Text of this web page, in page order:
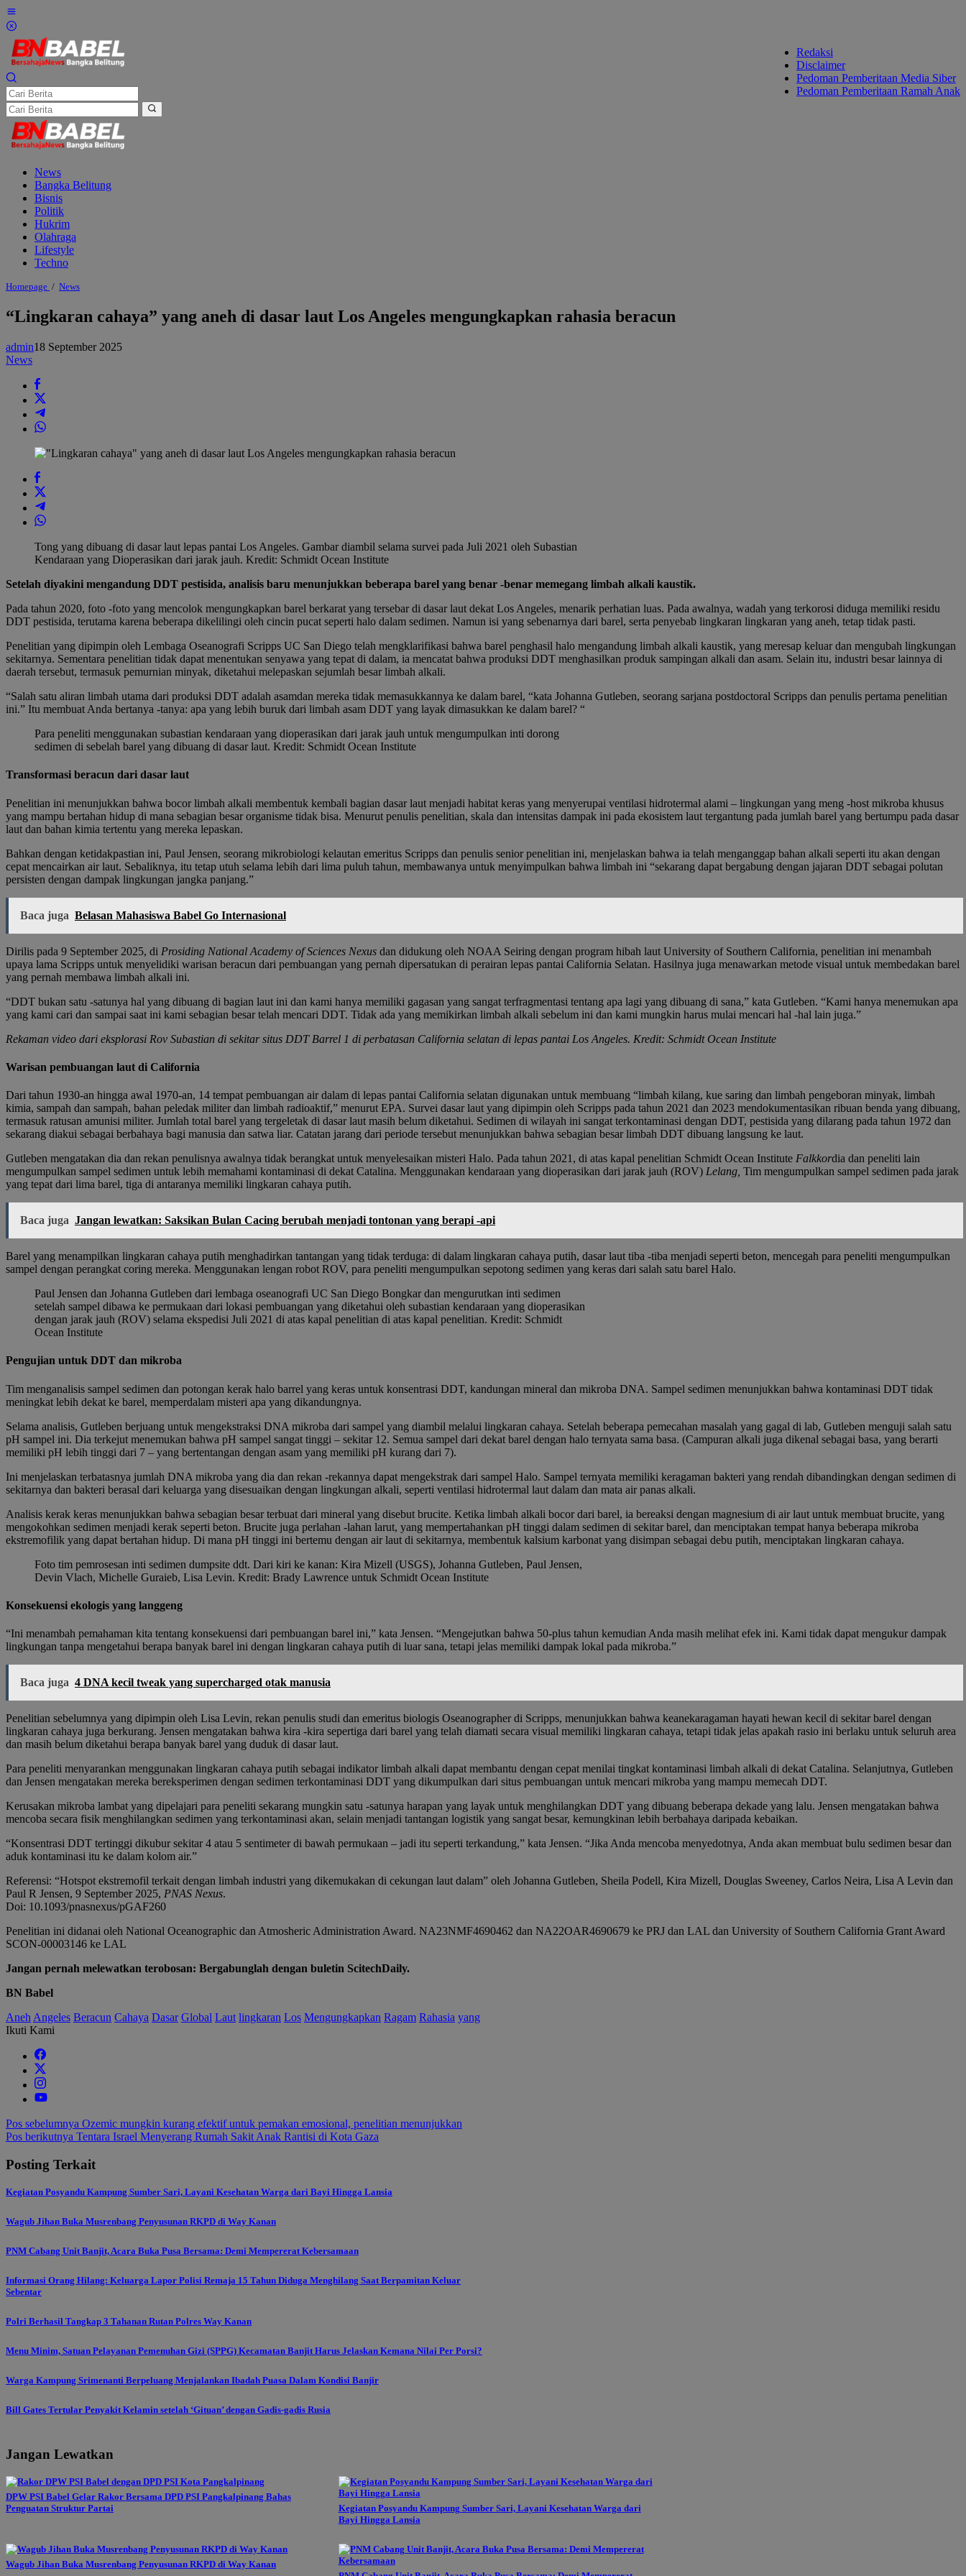
Lewati
ke
konten
Redaksi
Disclaimer
Pedoman Pemberitaan Media Siber
Pedoman Pemberitaan Ramah Anak
News
Bangka Belitung
Bisnis
Politik
Hukrim
Olahraga
Lifestyle
Techno
Homepage / News"Lingkaran
aneh
dasar
“Lingkaran cahaya” yang aneh di dasar laut Los Angeles mengungkapkan rahasia beracun
admin18 September 2025
News
Tong yang dibuang di dasar laut lepas pantai Los Angeles. Gambar diambil selama survei pada Juli 2021 oleh Subastian
Kendaraan yang Dioperasikan dari jarak jauh. Kredit: Schmidt Ocean Institute
Setelah diyakini mengandung DDT pestisida, analisis baru menunjukkan beberapa barel yang benar -benar memegang limbah alkali kaustik.
Pada tahun 2020, foto -foto yang mencolok mengungkapkan barel berkarat yang tersebar di dasar laut dekat Los Angeles, menarik perhatian luas. Pada awalnya, wadah yang terkorosi diduga memiliki residu
DDT pestisida, terutama karena beberapa dikelilingi oleh cincin pucat seperti halo dalam sedimen. Namun isi yang sebenarnya dari barel, serta penyebab lingkaran lingkaran yang aneh, tetap tidak pasti.
Penelitian yang dipimpin oleh Lembaga Oseanografi Scripps UC San Diego telah mengklarifikasi bahwa barel penghasil halo mengandung limbah alkali kaustik, yang meresap keluar dan mengubah lingkungan
sekitarnya. Sementara penelitian tidak dapat menentukan senyawa yang tepat di dalam, ia mencatat bahwa produksi DDT menghasilkan produk sampingan alkali dan asam. Selain itu, industri besar lainnya di
daerah tersebut, termasuk pemurnian minyak, diketahui melepaskan sejumlah besar limbah alkali.
“Salah satu aliran limbah utama dari produksi DDT adalah asamdan mereka tidak memasukkannya ke dalam barel, “kata Johanna Gutleben, seorang sarjana postdoctoral Scripps dan penulis pertama penelitian
ini.” Itu membuat Anda bertanya -tanya: apa yang lebih buruk dari limbah asam DDT yang layak dimasukkan ke dalam barel? “
Para peneliti menggunakan subastian kendaraan yang dioperasikan dari jarak jauh untuk mengumpulkan inti dorong
sedimen di sebelah barel yang dibuang di dasar laut. Kredit: Schmidt Ocean Institute
Transformasi beracun dari dasar laut
Penelitian ini menunjukkan bahwa bocor limbah alkali membentuk kembali bagian dasar laut menjadi habitat keras yang menyerupai ventilasi hidrotermal alami – lingkungan yang meng -host mikroba khusus
yang mampu bertahan hidup di mana sebagian besar organisme tidak bisa. Menurut penulis penelitian, skala dan intensitas dampak ini pada ekosistem laut tergantung pada jumlah barel yang bertumpu pada dasar
laut dan bahan kimia tertentu yang mereka lepaskan.
Bahkan dengan ketidakpastian ini, Paul Jensen, seorang mikrobiologi kelautan emeritus Scripps dan penulis senior penelitian ini, menjelaskan bahwa ia telah menganggap bahan alkali seperti itu akan dengan
cepat mencairkan air laut. Sebaliknya, itu tetap utuh selama lebih dari lima puluh tahun, membawanya untuk menyimpulkan bahwa limbah ini “sekarang dapat bergabung dengan jajaran DDT sebagai polutan
persisten dengan dampak lingkungan jangka panjang.”
Baca juga Belasan Mahasiswa Babel Go Internasional
Dirilis pada 9 September 2025, di Prosiding National Academy of Sciences Nexus dan didukung oleh NOAA Seiring dengan program hibah laut University of Southern California, penelitian ini menambah
upaya lama Scripps untuk menyelidiki warisan beracun dari pembuangan yang pernah dipersatukan di perairan lepas pantai California Selatan. Hasilnya juga menawarkan metode visual untuk membedakan barel
yang pernah membawa limbah alkali ini.
“DDT bukan satu -satunya hal yang dibuang di bagian laut ini dan kami hanya memiliki gagasan yang sangat terfragmentasi tentang apa lagi yang dibuang di sana,” kata Gutleben. “Kami hanya menemukan apa
yang kami cari dan sampai saat ini kami sebagian besar telah mencari DDT. Tidak ada yang memikirkan limbah alkali sebelum ini dan kami mungkin harus mulai mencari hal -hal lain juga.”
Rekaman video dari eksplorasi Rov Subastian di sekitar situs DDT Barrel 1 di perbatasan California selatan di lepas pantai Los Angeles. Kredit: Schmidt Ocean Institute
Warisan pembuangan laut di California
Dari tahun 1930-an hingga awal 1970-an, 14 tempat pembuangan air dalam di lepas pantai California selatan digunakan untuk membuang “limbah kilang, kue saring dan limbah pengeboran minyak, limbah
kimia, sampah dan sampah, bahan peledak militer dan limbah radioaktif,” menurut EPA. Survei dasar laut yang dipimpin oleh Scripps pada tahun 2021 dan 2023 mendokumentasikan ribuan benda yang dibuang,
termasuk ratusan amunisi militer. Jumlah total barel yang tergeletak di dasar laut masih belum diketahui. Sedimen di wilayah ini sangat terkontaminasi dengan DDT, pestisida yang dilarang pada tahun 1972 dan
sekarang diakui sebagai berbahaya bagi manusia dan satwa liar. Catatan jarang dari periode tersebut menunjukkan bahwa sebagian besar limbah DDT dibuang langsung ke laut.
Gutleben mengatakan dia dan rekan penulisnya awalnya tidak berangkat untuk menyelesaikan misteri Halo. Pada tahun 2021, di atas kapal penelitian Schmidt Ocean Institute Falkkordia dan peneliti lain
mengumpulkan sampel sedimen untuk lebih memahami kontaminasi di dekat Catalina. Menggunakan kendaraan yang dioperasikan dari jarak jauh (ROV) Lelang, Tim mengumpulkan sampel sedimen pada jarak
yang tepat dari lima barel, tiga di antaranya memiliki lingkaran cahaya putih.
Baca juga Jangan lewatkan: Saksikan Bulan Cacing berubah menjadi tontonan yang berapi -api
Barel yang menampilkan lingkaran cahaya putih menghadirkan tantangan yang tidak terduga: di dalam lingkaran cahaya putih, dasar laut tiba -tiba menjadi seperti beton, mencegah para peneliti mengumpulkan
sampel dengan perangkat coring mereka. Menggunakan lengan robot ROV, para peneliti mengumpulkan sepotong sedimen yang keras dari salah satu barel Halo.
Paul Jensen dan Johanna Gutleben dari lembaga oseanografi UC San Diego Bongkar dan mengurutkan inti sedimen
setelah sampel dibawa ke permukaan dari lokasi pembuangan yang diketahui oleh subastian kendaraan yang dioperasikan
dengan jarak jauh (ROV) selama ekspedisi Juli 2021 di atas kapal penelitian di atas kapal penelitian. Kredit: Schmidt
Ocean Institute
Pengujian untuk DDT dan mikroba
Tim menganalisis sampel sedimen dan potongan kerak halo barrel yang keras untuk konsentrasi DDT, kandungan mineral dan mikroba DNA. Sampel sedimen menunjukkan bahwa kontaminasi DDT tidak
meningkat lebih dekat ke barel, memperdalam misteri apa yang dikandungnya.
Selama analisis, Gutleben berjuang untuk mengekstraksi DNA mikroba dari sampel yang diambil melalui lingkaran cahaya. Setelah beberapa pemecahan masalah yang gagal di lab, Gutleben menguji salah satu
pH sampel ini. Dia terkejut menemukan bahwa pH sampel sangat tinggi – sekitar 12. Semua sampel dari dekat barel dengan halo ternyata sama basa. (Campuran alkali juga dikenal sebagai basa, yang berarti
memiliki pH lebih tinggi dari 7 – yang bertentangan dengan asam yang memiliki pH kurang dari 7).
Ini menjelaskan terbatasnya jumlah DNA mikroba yang dia dan rekan -rekannya dapat mengekstrak dari sampel Halo. Sampel ternyata memiliki keragaman bakteri yang rendah dibandingkan dengan sedimen di
sekitarnya dan bakteri berasal dari keluarga yang disesuaikan dengan lingkungan alkali, seperti ventilasi hidrotermal laut dalam dan mata air panas alkali.
Analisis kerak keras menunjukkan bahwa sebagian besar terbuat dari mineral yang disebut brucite. Ketika limbah alkali bocor dari barel, ia bereaksi dengan magnesium di air laut untuk membuat brucite, yang
mengokohkan sedimen menjadi kerak seperti beton. Brucite juga perlahan -lahan larut, yang mempertahankan pH tinggi dalam sedimen di sekitar barel, dan menciptakan tempat hanya beberapa mikroba
ekstremofilik yang dapat bertahan hidup. Di mana pH tinggi ini bertemu dengan air laut di sekitarnya, membentuk kalsium karbonat yang disimpan sebagai debu putih, menciptakan lingkaran cahaya.
Foto tim pemrosesan inti sedimen dumpsite ddt. Dari kiri ke kanan: Kira Mizell (USGS), Johanna Gutleben, Paul Jensen,
Devin Vlach, Michelle Guraieb, Lisa Levin. Kredit: Brady Lawrence untuk Schmidt Ocean Institute
Konsekuensi ekologis yang langgeng
“Ini menambah pemahaman kita tentang konsekuensi dari pembuangan barel ini,” kata Jensen. “Mengejutkan bahwa 50-plus tahun kemudian Anda masih melihat efek ini. Kami tidak dapat mengukur dampak
lingkungan tanpa mengetahui berapa banyak barel ini dengan lingkaran cahaya putih di luar sana, tetapi jelas memiliki dampak lokal pada mikroba.”
Baca juga 4 DNA kecil tweak yang supercharged otak manusia
Penelitian sebelumnya yang dipimpin oleh Lisa Levin, rekan penulis studi dan emeritus biologis Oseanographer di Scripps, menunjukkan bahwa keanekaragaman hayati hewan kecil di sekitar barel dengan
lingkaran cahaya juga berkurang. Jensen mengatakan bahwa kira -kira sepertiga dari barel yang telah diamati secara visual memiliki lingkaran cahaya, tetapi tidak jelas apakah rasio ini berlaku untuk seluruh area
dan masih belum diketahui berapa banyak barel yang duduk di dasar laut.
Para peneliti menyarankan menggunakan lingkaran cahaya putih sebagai indikator limbah alkali dapat membantu dengan cepat menilai tingkat kontaminasi limbah alkali di dekat Catalina. Selanjutnya, Gutleben
dan Jensen mengatakan mereka bereksperimen dengan sedimen terkontaminasi DDT yang dikumpulkan dari situs pembuangan untuk mencari mikroba yang mampu memecah DDT.
Kerusakan mikroba lambat yang dipelajari para peneliti sekarang mungkin satu -satunya harapan yang layak untuk menghilangkan DDT yang dibuang beberapa dekade yang lalu. Jensen mengatakan bahwa
mencoba secara fisik menghilangkan sedimen yang terkontaminasi akan, selain menjadi tantangan logistik yang sangat besar, kemungkinan lebih berbahaya daripada kebaikan.
“Konsentrasi DDT tertinggi dikubur sekitar 4 atau 5 sentimeter di bawah permukaan – jadi itu seperti terkandung,” kata Jensen. “Jika Anda mencoba menyedotnya, Anda akan membuat bulu sedimen besar dan
aduk kontaminasi itu ke dalam kolom air.”
Referensi: “Hotspot ekstremofil terkait dengan limbah industri yang dikemukakan di cekungan laut dalam” oleh Johanna Gutleben, Sheila Podell, Kira Mizell, Douglas Sweeney, Carlos Neira, Lisa A Levin dan
Paul R Jensen, 9 September 2025, PNAS Nexus.
Doi: 10.1093/pnasnexus/pGAF260
Penelitian ini didanai oleh National Oceanographic dan Atmosheric Administration Award. NA23NMF4690462 dan NA22OAR4690679 ke PRJ dan LAL dan University of Southern California Grant Award
SCON-00003146 ​​ke LAL
Jangan pernah melewatkan terobosan: Bergabunglah dengan buletin ScitechDaily.
BN Babel
Aneh Angeles Beracun Cahaya Dasar Global Laut lingkaran Los Mengungkapkan Ragam Rahasia yang
Ikuti Kami
Navigasi
pos
Pos sebelumnya Ozemic mungkin kurang efektif untuk pemakan emosional, penelitian menunjukkan
Pos berikutnya Tentara Israel Menyerang Rumah Sakit Anak Rantisi di Kota Gaza
Posting Terkait
Kegiatan Posyandu Kampung Sumber Sari, Layani Kesehatan Warga dari Bayi Hingga Lansia
Wagub Jihan Buka Musrenbang Penyusunan RKPD di Way Kanan
PNM Cabang Unit Banjit, Acara Buka Pusa Bersama: Demi Mempererat Kebersamaan
Informasi Orang Hilang: Keluarga Lapor Polisi Remaja 15 Tahun Diduga Menghilang Saat Berpamitan Keluar
Sebentar
Polri Berhasil Tangkap 3 Tahanan Rutan Polres Way Kanan
Menu Minim, Satuan Pelayanan Pemenuhan Gizi (SPPG) Kecamatan Banjit Harus Jelaskan Kemana Nilai Per Porsi?
Warga Kampung Srimenanti Berpeluang Menjalankan Ibadah Puasa Dalam Kondisi Banjir
Bill Gates Tertular Penyakit Kelamin setelah ‘Gituan’ dengan Gadis-gadis Rusia
Jangan Lewatkan
DPW PSI Babel Gelar Rakor Bersama DPD PSI Pangkalpinang Bahas
Penguatan Struktur Partai
Kegiatan Posyandu Kampung Sumber Sari, Layani Kesehatan Warga dari
Bayi Hingga Lansia
Wagub Jihan Buka Musrenbang Penyusunan RKPD di Way Kanan